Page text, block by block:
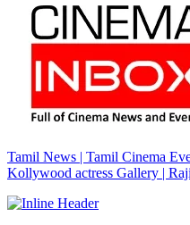
Tamil News | Tamil Cinema
Kollywood actress Gallery |